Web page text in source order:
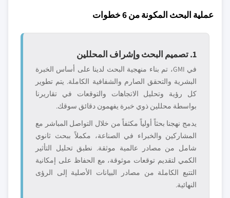
عملية البحث المكونة من 6 خطوات
1. تصميم البحث وإشراف المحللين
في GMI، تم بناء منهجية البحث لدينا على أساس الخبرة
البشرية والتحقق الصارم والشفافية الكاملة. يتم تطوير
كل رؤية وتحليل الاتجاهات والتوقعات في تقاريرنا
بواسطة محللين ذوي خبرة يفهمون دقائق سوقك.
يدمج نهجنا بحثاً أولياً مكثفاً من خلال التواصل المباشر مع
المشاركين والخبراء في الصناعة، مكملاً ببحث ثانوي
شامل من مصادر عالمية موثقة. نطبق تحليل التأثير
الكمي لتقديم توقعات موثوقة، مع الحفاظ على إمكانية
التتبع الكاملة من مصادر البيانات الأصلية إلى الرؤى
النهائية.